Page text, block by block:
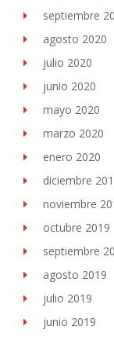
septiembre
agosto 2020
julio 2020
junio 2020
mayo 2020
marzo 2020
enero 2020
diciembre
noviembre
octubre 2019
septiembre
agosto 2019
julio 2019
junio 2019